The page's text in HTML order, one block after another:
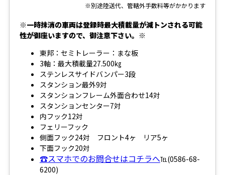
※別途陸送代、管轄外手数料等がかかります
※一時抹消の車両は登録時最大積載量が減トンされる可能
性が御座いますので、御注意下さい。※
東邦：セミトレーラー：まな板
3軸：最大積載量27.500㎏
ステンレスサイドバンパー3段
スタンション最外9対
スタンションフレーム外面合わせ14対
スタンションセンター7対
内フック12対
フェリーフック
側面フック24対 フロント4ヶ リア5ヶ
下面フック20対
☎スマホでのお問合せはコチラへ℡(0586-68-
6200)